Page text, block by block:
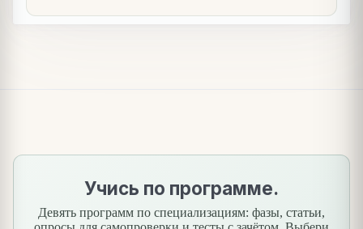
Учись по программе.
Девять программ по специализациям: фазы, статьи,